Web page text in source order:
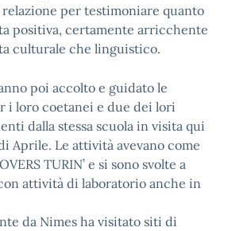
per testimoniare quanto
positiva, certamente arricchente
culturale che linguistico.
poi accolto e guidato le
i loro coetanei e due dei lori
dalla stessa scuola in visita qui
di Aprile. Le attività avevano come
TURIN’ e si sono svolte a
attività di laboratorio anche in
da Nimes ha visitato siti di